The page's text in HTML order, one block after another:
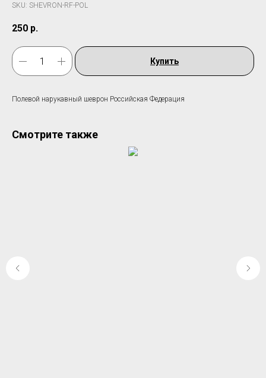
SKU: SHEVRON-RF-POL
250 р.
Купить
Полевой нарукавный шеврон Российская Федерация
Смотрите также